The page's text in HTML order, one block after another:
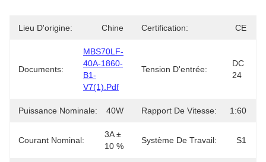
Lieu D'origine: Chine Certification: CE
Documents:
MBS70LF-
40A-1860-
B1-
V7(1).pdf
Tension D'entrée:
DC
24
Puissance Nominale: 40W Rapport De Vitesse: 1:60
Courant Nominal:
3A ±
10 %
Système De Travail: S1